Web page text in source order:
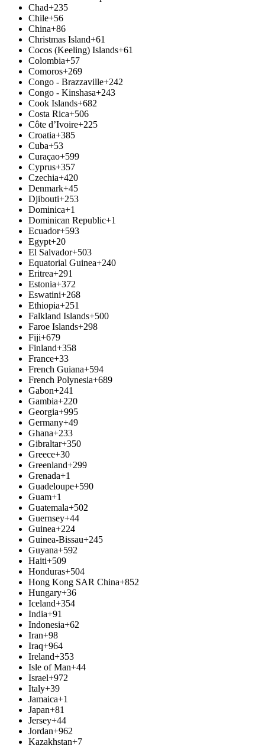
Chad+235
Chile+56
China+86
Christmas Island+61
Cocos (Keeling) Islands+61
Colombia+57
Comoros+269
Congo - Brazzaville+242
Congo - Kinshasa+243
Cook Islands+682
Costa Rica+506
Côte d’Ivoire+225
Croatia+385
Cuba+53
Curaçao+599
Cyprus+357
Czechia+420
Denmark+45
Djibouti+253
Dominica+1
Dominican Republic+1
Ecuador+593
Egypt+20
El Salvador+503
Equatorial Guinea+240
Eritrea+291
Estonia+372
Eswatini+268
Ethiopia+251
Falkland Islands+500
Faroe Islands+298
Fiji+679
Finland+358
France+33
French Guiana+594
French Polynesia+689
Gabon+241
Gambia+220
Georgia+995
Germany+49
Ghana+233
Gibraltar+350
Greece+30
Greenland+299
Grenada+1
Guadeloupe+590
Guam+1
Guatemala+502
Guernsey+44
Guinea+224
Guinea-Bissau+245
Guyana+592
Haiti+509
Honduras+504
Hong Kong SAR China+852
Hungary+36
Iceland+354
India+91
Indonesia+62
Iran+98
Iraq+964
Ireland+353
Isle of Man+44
Israel+972
Italy+39
Jamaica+1
Japan+81
Jersey+44
Jordan+962
Kazakhstan+7